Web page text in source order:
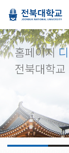
홈페이지
전북대학교